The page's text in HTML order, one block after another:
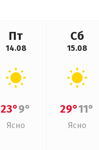
Пт
14.08
23°9°
Ясно
Сб
15.08
29°11°
Ясно